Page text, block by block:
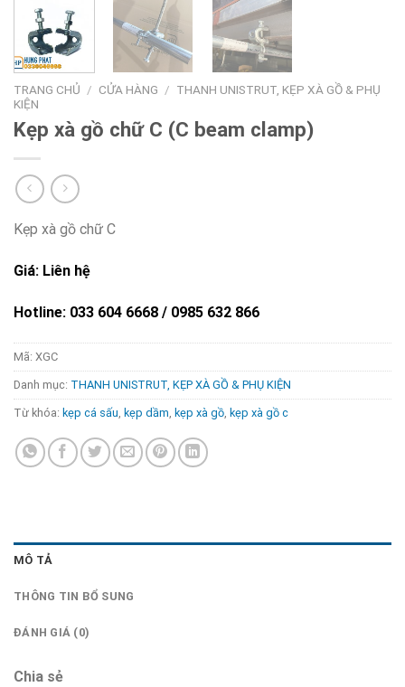
TRANG CHỦ / CỬA HÀNG / THANH UNISTRUT, KẸP XÀ GỒ & PHỤ
KIỆN
Kẹp xà gồ chữ C (C beam clamp)
Kẹp xà gồ chữ C
Giá: Liên hệ
Hotline: 033 604 6668 / 0985 632 866
Mã: XGC
Danh mục: THANH UNISTRUT, KẸP XÀ GỒ & PHỤ KIỆN
Từ khóa: kẹp cá sấu kẹp dầm kẹp xà gồ kẹp xà gồ c
MÔ TẢ
THÔNG TIN BỔ SUNG
ĐÁNH GIÁ (0)
Chia sẻ